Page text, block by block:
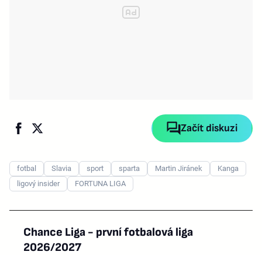
Začít diskuzi
fotbal Slavia sport sparta Martin Jiránek
Kanga
ligový insider
FORTUNA LIGA
Chance Liga - první fotbalová liga
2026/2027